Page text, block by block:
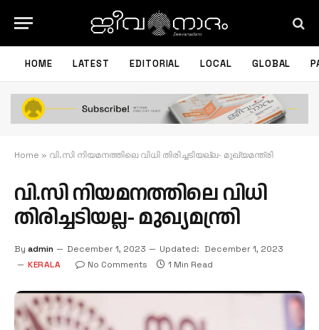
HOME LATEST EDITORIAL LOCAL GLOBAL
Home » വി.സി നിയമനത്തിലെ വിധി തിരിച്ചടിയല്ല- മുഖ്യമന്ത്രി
വി.സി നിയമനത്തിലെ വിധി
തിരിച്ചടിയല്ല- മുഖ്യമന്ത്രി
By admin December 1, 2023 Updated: December 1, 2023
KERALA
No Comments 1 Min Read